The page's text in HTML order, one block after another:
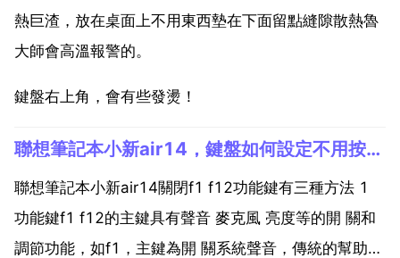
熱巨渣，放在桌面上不用東西墊在下面留點縫隙散熱魯
大師會高溫報警的。
鍵盤右上角，會有些發燙！
聯想筆記本小新air14，鍵盤如何設定不用按Fn直接按F
聯想筆記本小新air14關閉f1 f12功能鍵有三種方法 1
功能鍵f1 f12的主鍵具有聲音 麥克風 亮度等的開 關和
調節功能，如f1，主鍵為開 關系統聲音，傳統的幫助功